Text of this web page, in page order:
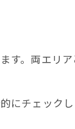
す。両エリ
にチェック